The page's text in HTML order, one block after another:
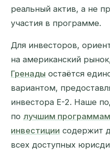
реальный актив, а не
участия в программе.
Для инвесторов,
на американский
Гренады остаётся
вариантом,
инвестора E-2. Наше
по лучшим
инвестиции содержит
всех доступных